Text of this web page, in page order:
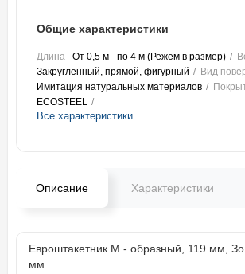
Общие характеристики
Длина От 0,5 м - по 4 м (Режем в размер)
Закругленный, прямой, фигурный
Вид
Имитация натуральных материалов
ECOSTEEL
Все характеристики
Описание Характеристики
Евроштакетник М - образный, 119 мм,
мм